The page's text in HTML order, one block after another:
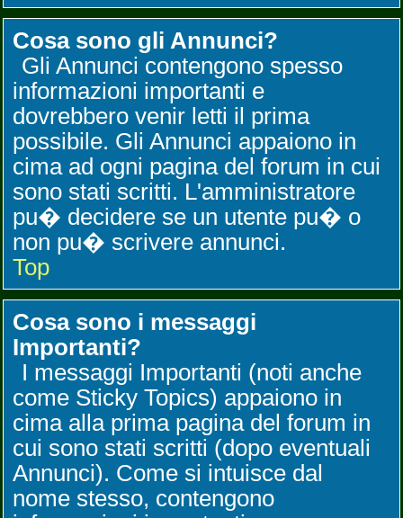
Cosa sono gli Annunci?
Gli Annunci contengono spesso
informazioni importanti e
dovrebbero venir letti il prima
possibile. Gli Annunci appaiono in
cima ad ogni pagina del forum in cui
sono stati scritti. L'amministratore
pu� decidere se un utente pu� o
non pu� scrivere annunci.
Top
Cosa sono i messaggi
Importanti?
I messaggi Importanti (noti anche
come Sticky Topics) appaiono in
cima alla prima pagina del forum in
cui sono stati scritti (dopo eventuali
Annunci). Come si intuisce dal
nome stesso, contengono